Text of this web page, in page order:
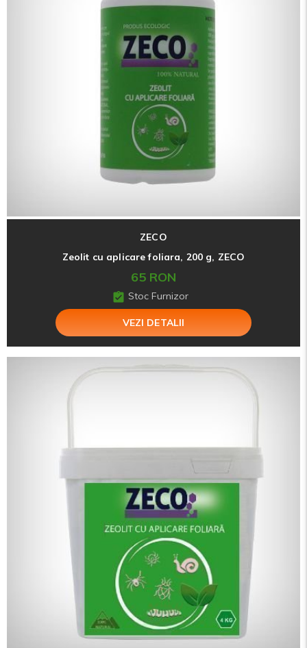
ZECO
Zeolit cu aplicare foliara, 200 g, ZECO
65 RON
Stoc Furnizor
VEZI DETALII